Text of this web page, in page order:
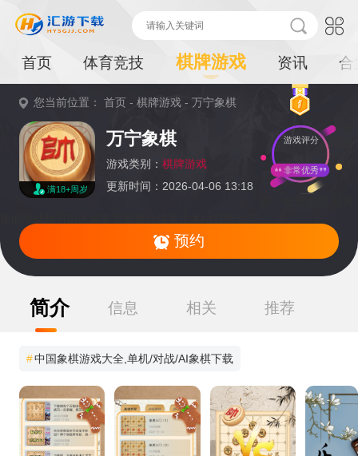
首页 体育竞技 棋牌游戏 资讯 合
您当前位置：首页 -棋牌游戏 -万宁象棋
满18+周岁
万宁象棋
游戏类别： 棋牌游戏
更新时间：2026-04-06 13:18
游戏评分
非常优秀
预约
提
简介 信息 相关 推荐
#中国象棋游戏大全,单机/对战/AI象棋下载